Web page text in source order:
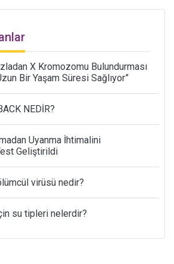
X Kromozomu Bulundurması
Bir Yaşam Süresi Sağlıyor”
NEDİR?
Uyanma İhtimalini
Geliştirildi
virüsü nedir?
su tipleri nelerdir?